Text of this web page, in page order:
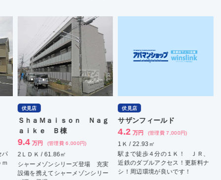
ソシエ伏見丹波橋ウェルネ
万円 (管理費 15,000円)
ＬＤＫ / 70.05㎡
浅分譲！ 分譲賃貸マンショ
オートロック 管理人常駐
ハーミットクラブ
万円 (管理費 8,000円)
1ＬＤＫ / 41.07㎡
駐車場２台ＯＫ 嬉しい３点セパ
レート！ 令和世代のＤｒｏｏｍ
が募集開始です。
2ＬＤ
シャー